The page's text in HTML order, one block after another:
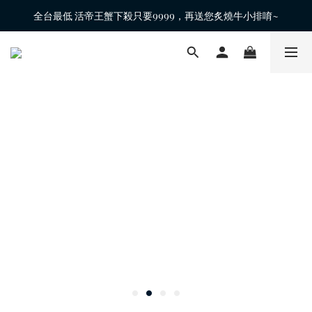
全台最低 活帝王蟹下殺只要9999，再送您炙燒牛小排唷~